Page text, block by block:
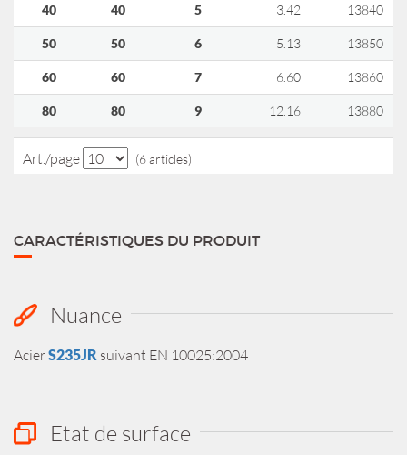
40 40 5 3.42 13840
50 50 6 5.13 13850
60 60 7 6.60 13860
80 80 9 12.16 13880
Art./page (6 articles)
CARACTÉRISTIQUES DU PRODUIT
Nuance
AcierS235JR suivant EN 10025:2004
Etat de surface